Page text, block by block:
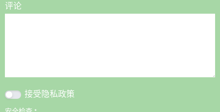
评论
接受隐私政策